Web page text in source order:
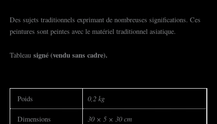
Des sujets traditionnels exprimant de nombreuses significations. Ces
peintures sont peintes avec le matériel traditionnel asiatique.
Tableau signé (vendu sans cadre).
Poids 0,2 kg
Dimensions 30 × 5 × 30 cm